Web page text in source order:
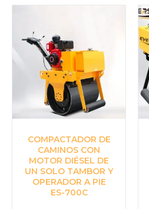
COMPACTADOR DE
CAMINOS CON
MOTOR DIÉSEL DE
UN SOLO TAMBOR Y
OPERADOR A PIE
ES-700C